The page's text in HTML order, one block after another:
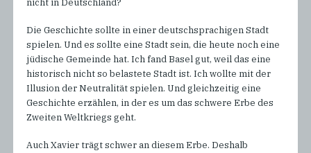
nicht in Deutschland?
Die Geschichte sollte in einer deutschsprachigen Stadt
spielen. Und es sollte eine Stadt sein, die heute noch eine
jüdische Gemeinde hat. Ich fand Basel gut, weil das eine
historisch nicht so belastete Stadt ist. Ich wollte mit der
Illusion der Neutralität spielen. Und gleichzeitig eine
Geschichte erzählen, in der es um das schwere Erbe des
Zweiten Weltkriegs geht.
Auch Xavier trägt schwer an diesem Erbe. Deshalb